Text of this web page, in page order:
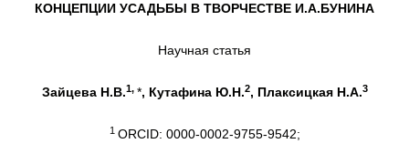
КОНЦЕПЦИИ УСАДЬБЫ В ТВОРЧЕСТВЕ И.А.БУНИНА
Научная статья
Зайцева Н.В.1, *, Кутафина Ю.Н.2, Плаксицкая Н.А.3
1 ORCID: 0000-0002-9755-9542;